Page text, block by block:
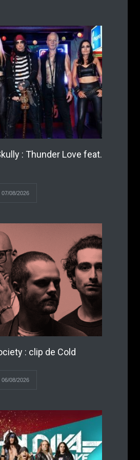
: Thunder Love feat.
07/08/2026
: clip de Cold
06/08/2026